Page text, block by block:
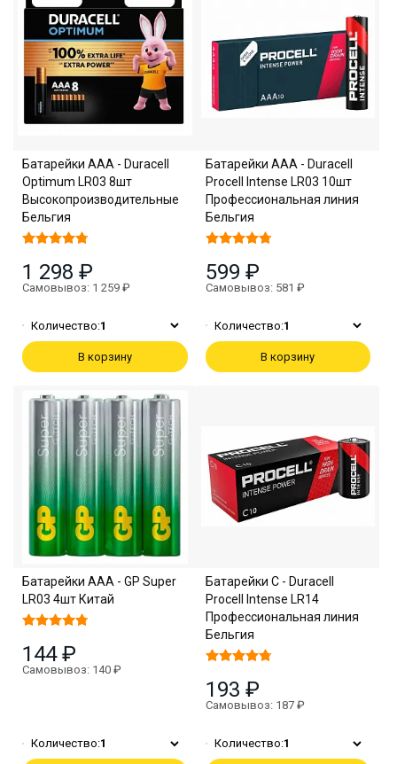
Батарейки ААА - Duracell
Optimum LR03 8шт
Высокопроизводительные
Бельгия
1 298 ₽
Самовывоз: 1 259 ₽
Количество:1
В корзину
Батарейки ААА - Duracell
Procell Intense LR03 10шт
Профессиональная линия
Бельгия
599 ₽
Самовывоз: 581 ₽
Количество:1
В корзину
Батарейки ААА - GP Super
LR03 4шт Китай
144 ₽
Самовывоз: 140 ₽
Количество:1
Батарейки С - Duracell
Procell Intense LR14
Профессиональная линия
Бельгия
193 ₽
Самовывоз: 187 ₽
Количество:1